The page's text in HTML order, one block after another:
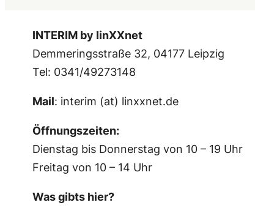
INTERIM by linXXnet
Demmeringsstraße 32, 04177 Leipzig
Tel: 0341/49273148
Mail: interim (at) linxxnet.de
Öffnungszeiten:
Dienstag bis Donnerstag von 10 – 19 Uhr
Freitag von 10 – 14 Uhr
Was gibts hier?